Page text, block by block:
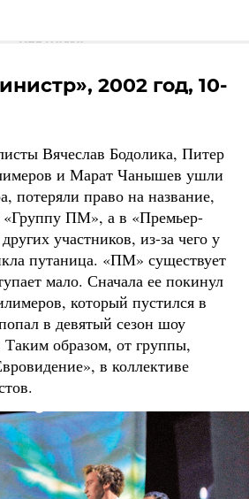
2002 год, 10-
Вячеслав Бодолика, Питер
и Марат Чанышев ушли
потеряли право на название,
«Группу ПМ», а в «Премьер-
участников, из-за чего у
путаница. «ПМ» существует
мало. Сначала ее покинул
который пустился в
в девятый сезон шоу
образом, от группы,
в коллективе